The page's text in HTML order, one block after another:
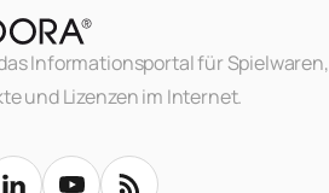
Informationsportal für Spielwaren,
und Lizenzen im Internet.